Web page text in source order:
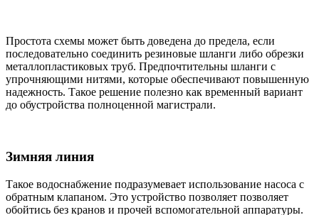
Простота схемы может быть доведена до предела, если
последовательно соединить резиновые шланги либо обрезки
металлопластиковых труб. Предпочтительны шланги с
упрочняющими нитями, которые обеспечивают повышенную
надежность. Такое решение полезно как временный вариант
до обустройства полноценной магистрали.
Зимняя линия
Такое водоснабжение подразумевает использование насоса с
обратным клапаном. Это устройство позволяет позволяет
обойтись без кранов и прочей вспомогательной аппаратуры.